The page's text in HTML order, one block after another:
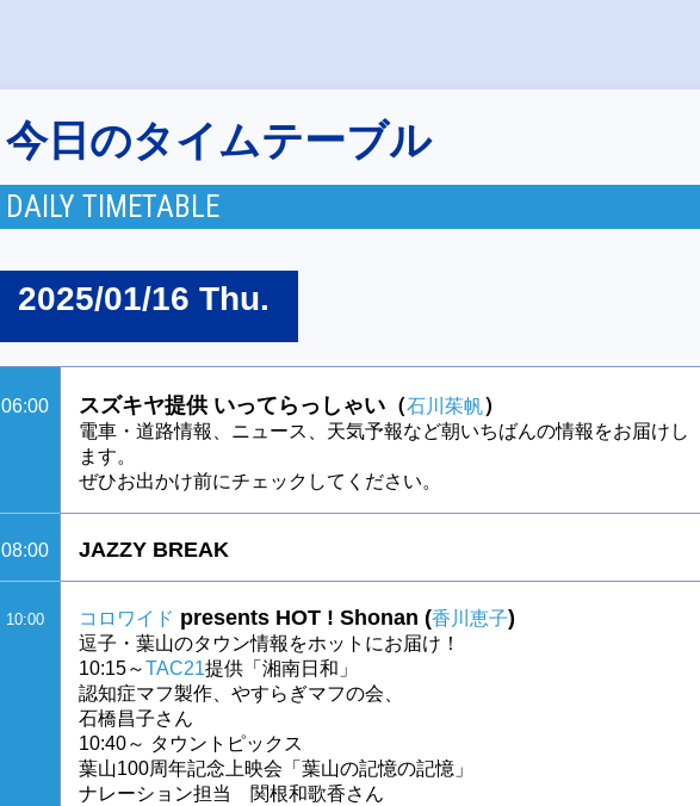
今日のタイムテーブル
DAILY TIMETABLE
2025/01/16 Thu.
06:00 スズキヤ提供 いってらっしゃい（石川茱帆）
電車・道路情報、ニュース、天気予報など朝いちばんの情報をお届けし
ます。
ぜひお出かけ前にチェックしてください。
08:00 JAZZY BREAK
10:00 コロワイド presents HOT ! Shonan (香川恵子)
逗子・葉山のタウン情報をホットにお届け！
10:15～TAC21提供「湘南日和」
認知症マフ製作、やすらぎマフの会、
石橋昌子さん
10:40～ タウントピックス
葉山100周年記念上映会「葉山の記憶の記憶」
ナレーション担当 関根和歌香さん